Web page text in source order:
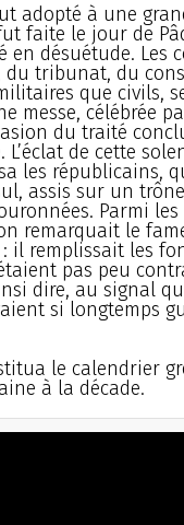
adopté à une
faite le jour de
désuétude. Les
tribunat, du
que civils,
messe, célébrée
du traité
L’éclat de cette
les républicains,
assis sur un
Parmi
remarquait le
il remplissait les
pas peu
dire, au signal
si longtemps
le calendrier
à la décade.